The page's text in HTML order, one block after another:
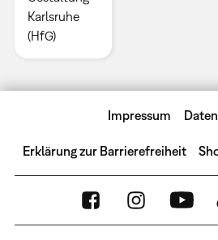
Karlsruhe
(HfG)
Impressum
Erklärung zur Barrierefreiheit